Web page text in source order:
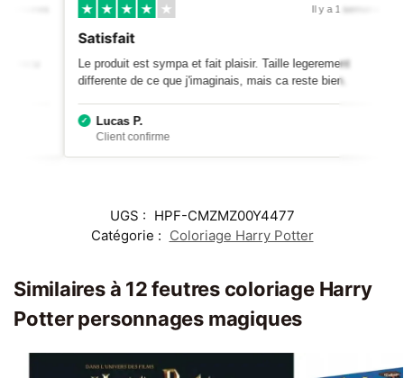
Il y a 1
Satisfait
Le produit est sympa et fait plaisir. Taille legerement
differente de ce que j'imaginais, mais ca reste bien.
Lucas P.
UGS : HPF-CMZMZ00Y4477
Catégorie : Coloriage Harry Potter
Similaires à 12 feutres coloriage Harry
Potter personnages magiques